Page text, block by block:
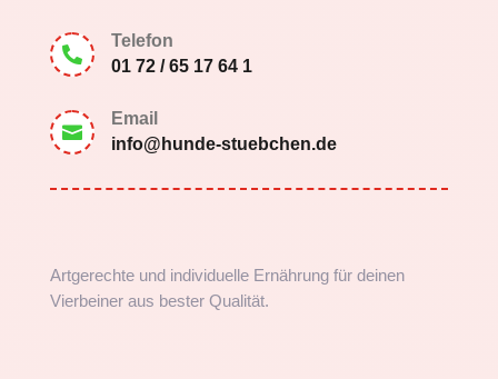

Telefon
01 72 / 65 17 64 1

Email
info@hunde-stuebchen.de
Artgerechte und individuelle Ernährung für deinen
Vierbeiner aus bester Qualität.